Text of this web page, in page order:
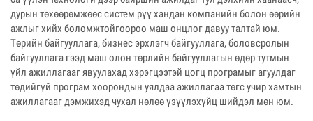
дурын төхөөрөмжөөс систем рүү хандан компанийн болон өөрийн
ажлыг хийх боломжтойгоороо маш онцлог давуу талтай юм.
Төрийн байгууллага, бизнес эрхлэгч байгууллага, боловсролын
байгууллага гээд маш олон төрлийн байгууллагын өдөр тутмын
үйл ажиллагааг явуулахад хэрэгцээтэй цогц програмыг агуулдаг
төдийгүй програм хоорондын уялдаа ажиллагаа төгс учир хамтын
ажиллагааг дэмжихэд чухал нөлөө үзүүлэхүйц шийдэл мөн юм.